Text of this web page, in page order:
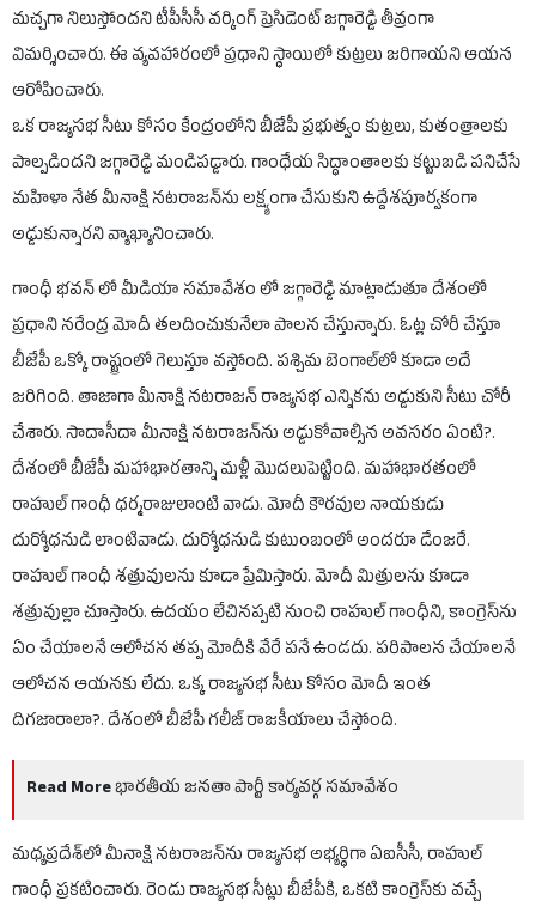
మచ్చగా నిలుస్తోందని టీపీసీసీ వర్కింగ్ ప్రెసిడెంట్ జగ్గారెడ్డి తీవ్రంగా
విమర్శించారు. ఈ వ్యవహారంలో ప్రధాని స్థాయిలో కుట్రలు జరిగాయని ఆయన
ఆరోపించారు.
ఒక రాజ్యసభ సీటు కోసం కేంద్రంలోని బీజేపీ ప్రభుత్వం కుట్రలు, కుతంత్రాలకు
పాల్పడిందని జగ్గారెడ్డి మండిపడ్డారు. గాంధేయ సిద్ధాంతాలకు కట్టుబడి పనిచేసే
మహిళా నేత మీనాక్షి నటరాజన్‌ను లక్ష్యంగా చేసుకుని ఉద్దేశపూర్వకంగా
అడ్డుకున్నారని వ్యాఖ్యానించారు.
గాంధీ భవన్ లో మీడియా సమావేశం లో జగ్గారెడ్డి మాట్లాడుతూ దేశంలో
ప్రధాని నరేంద్ర మోదీ తలదించుకునేలా పాలన చేస్తున్నారు. ఓట్ల చోరీ చేస్తూ
బీజేపీ ఒక్కో రాష్ట్రంలో గెలుస్తూ వస్తోంది. పశ్చిమ బెంగాల్‌లో కూడా అదే
జరిగింది. తాజాగా మీనాక్షి నటరాజన్ రాజ్యసభ ఎన్నికను అడ్డుకుని సీటు చోరీ
చేశారు. సాదాసీదా మీనాక్షి నటరాజన్‌ను అడ్డుకోవాల్సిన అవసరం ఏంటి?.
దేశంలో బీజేపీ మహాభారతాన్ని మళ్లీ మొదలుపెట్టింది. మహాభారతంలో
రాహుల్ గాంధీ ధర్మరాజులాంటి వాడు. మోదీ కౌరవుల నాయకుడు
దుర్యోధనుడి లాంటివాడు. దుర్యోధనుడి కుటుంబంలో అందరూ డేంజరే.
రాహుల్ గాంధీ శత్రువులను కూడా ప్రేమిస్తారు. మోదీ మిత్రులను కూడా
శత్రువుల్లా చూస్తారు. ఉదయం లేచినప్పటి నుంచి రాహుల్ గాంధీని, కాంగ్రెస్‌ను
ఏం చేయాలనే ఆలోచన తప్ప మోదీకి వేరే పనే ఉండదు. పరిపాలన చేయాలనే
ఆలోచన ఆయనకు లేదు. ఒక్క రాజ్యసభ సీటు కోసం మోదీ ఇంత
దిగజారాలా?. దేశంలో బీజేపీ గలీజ్ రాజకీయాలు చేస్తోంది.
Read Moreభారతీయ జనతా పార్టీ కార్యవర్గ సమావేశం
మధ్యప్రదేశ్‌లో మీనాక్షి నటరాజన్‌ను రాజ్యసభ అభ్యర్థిగా ఏఐసీసీ, రాహుల్
గాంధీ ప్రకటించారు. రెండు రాజ్యసభ సీట్లు బీజేపీకి, ఒకటి కాంగ్రెస్‌కు వచ్చే